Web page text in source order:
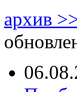
архив